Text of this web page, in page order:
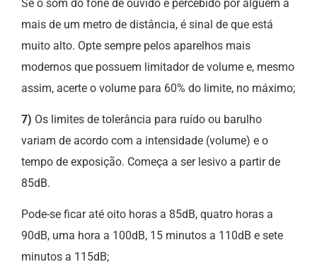
Se o som do fone de ouvido é percebido por alguém a
mais de um metro de distância, é sinal de que está
muito alto. Opte sempre pelos aparelhos mais
modernos que possuem limitador de volume e, mesmo
assim, acerte o volume para 60% do limite, no máximo;
7) Os limites de tolerância para ruído ou barulho
variam de acordo com a intensidade (volume) e o
tempo de exposição. Começa a ser lesivo a partir de
85dB.
Pode-se ficar até oito horas a 85dB, quatro horas a
90dB, uma hora a 100dB, 15 minutos a 110dB e sete
minutos a 115dB;